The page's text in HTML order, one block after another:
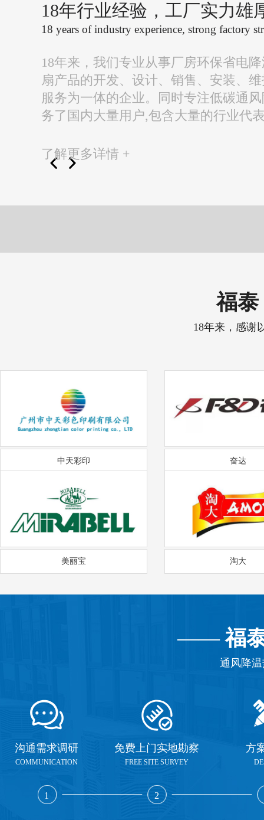
18年行业经验，工厂实力雄
18 years of industry experience, strong factory
18年来，我们专业从事厂房环保省电
扇产品的开发、设计、销售、安装、
服务为一体的企业。同时专注低碳通
务了国内大量用户,包含大量的行业代
了解更多详情 +
福泰
18年来，感谢
中天彩印 奋达
美丽宝 淘大
——福
通风降
沟通需求调研
COMMUNICATION
1
免费上门实地勘察
FREE SITE SURVEY
2
方